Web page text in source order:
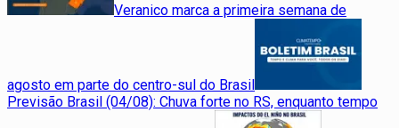
Veranico marca a primeira semana de
agosto em parte do centro-sul do Brasil
Previsão Brasil (04/08): Chuva forte no RS, enquanto tempo